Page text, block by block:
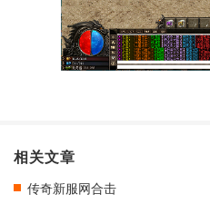
相关文章
传奇新服网合击